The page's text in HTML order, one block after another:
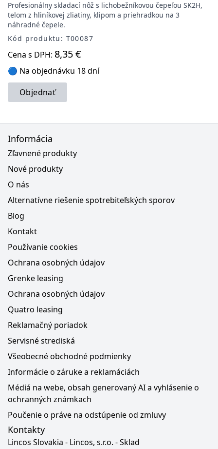
Profesionálny skladací nôž s lichobežníkovou čepeľou SK2H,
telom z hliníkovej zliatiny, klipom a priehradkou na 3
náhradné čepele.
Kód produktu: T00087
Cena s DPH: 8,35 €
🔵 Na objednávku 18 dní
Objednať
Informácia
Zľavnené produkty
Nové produkty
O nás
Alternatívne riešenie spotrebiteľských sporov
Blog
Kontakt
Používanie cookies
Ochrana osobných údajov
Grenke leasing
Ochrana osobných údajov
Quatro leasing
Reklamačný poriadok
Servisné strediská
Všeobecné obchodné podmienky
Informácie o záruke a reklamáciách
Médiá na webe, obsah generovaný AI a vyhlásenie o
ochranných známkach
Poučenie o práve na odstúpenie od zmluvy
Kontakty
Lincos Slovakia - Lincos, s.r.o. - Sklad